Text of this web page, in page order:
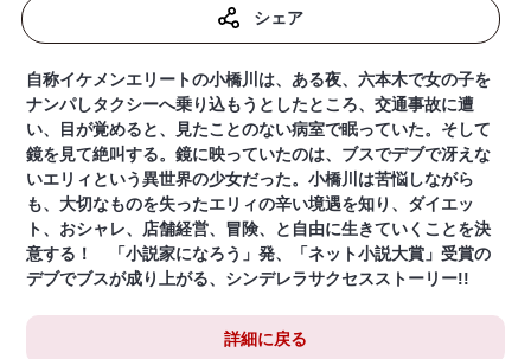
シェア
自称イケメンエリートの小橋川は、ある夜、六本木で女の子を
ナンパしタクシーへ乗り込もうとしたところ、交通事故に遭
い、目が覚めると、見たことのない病室で眠っていた。そして
鏡を見て絶叫する。鏡に映っていたのは、ブスでデブで冴えな
いエリィという異世界の少女だった。小橋川は苦悩しながら
も、大切なものを失ったエリィの辛い境遇を知り、ダイエッ
ト、おシャレ、店舗経営、冒険、と自由に生きていくことを決
意する！ 「小説家になろう」発、「ネット小説大賞」受賞の
デブでブスが成り上がる、シンデレラサクセスストーリー!!
詳細に戻る